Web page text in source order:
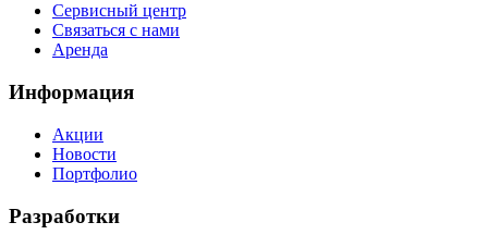
Сервисный центр
Связаться с нами
Аренда
Информация
Акции
Новости
Портфолио
Разработки